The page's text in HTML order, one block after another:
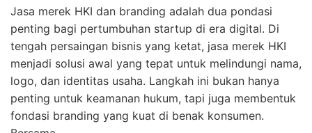
Jasa merek HKI dan branding adalah dua pondasi
penting bagi pertumbuhan startup di era digital. Di
tengah persaingan bisnis yang ketat, jasa merek HKI
menjadi solusi awal yang tepat untuk melindungi nama,
logo, dan identitas usaha. Langkah ini bukan hanya
penting untuk keamanan hukum, tapi juga membentuk
fondasi branding yang kuat di benak konsumen.